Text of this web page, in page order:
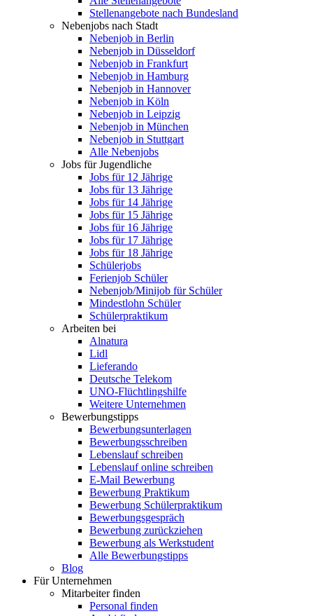
Stellenangebote nach Bundesland
Nebenjobs nach Stadt
Nebenjob in Berlin
Nebenjob in Düsseldorf
Nebenjob in Frankfurt
Nebenjob in Hamburg
Nebenjob in Hannover
Nebenjob in Köln
Nebenjob in Leipzig
Nebenjob in München
Nebenjob in Stuttgart
Alle Nebenjobs
Jobs für Jugendliche
Jobs für 12 Jährige
Jobs für 13 Jährige
Jobs für 14 Jährige
Jobs für 15 Jährige
Jobs für 16 Jährige
Jobs für 17 Jährige
Jobs für 18 Jährige
Schülerjobs
Ferienjob Schüler
Nebenjob/Minijob für Schüler
Mindestlohn Schüler
Schülerpraktikum
Arbeiten bei
Alnatura
Lidl
Lieferando
Deutsche Telekom
UNO-Flüchtlingshilfe
Weitere Unternehmen
Bewerbungstipps
Bewerbungsunterlagen
Bewerbungsschreiben
Lebenslauf schreiben
Lebenslauf online schreiben
E-Mail Bewerbung
Bewerbung Praktikum
Bewerbung Schülerpraktikum
Bewerbungsgespräch
Bewerbung zurückziehen
Bewerbung als Werkstudent
Alle Bewerbungstipps
Blog
Für Unternehmen
Mitarbeiter finden
Personal finden